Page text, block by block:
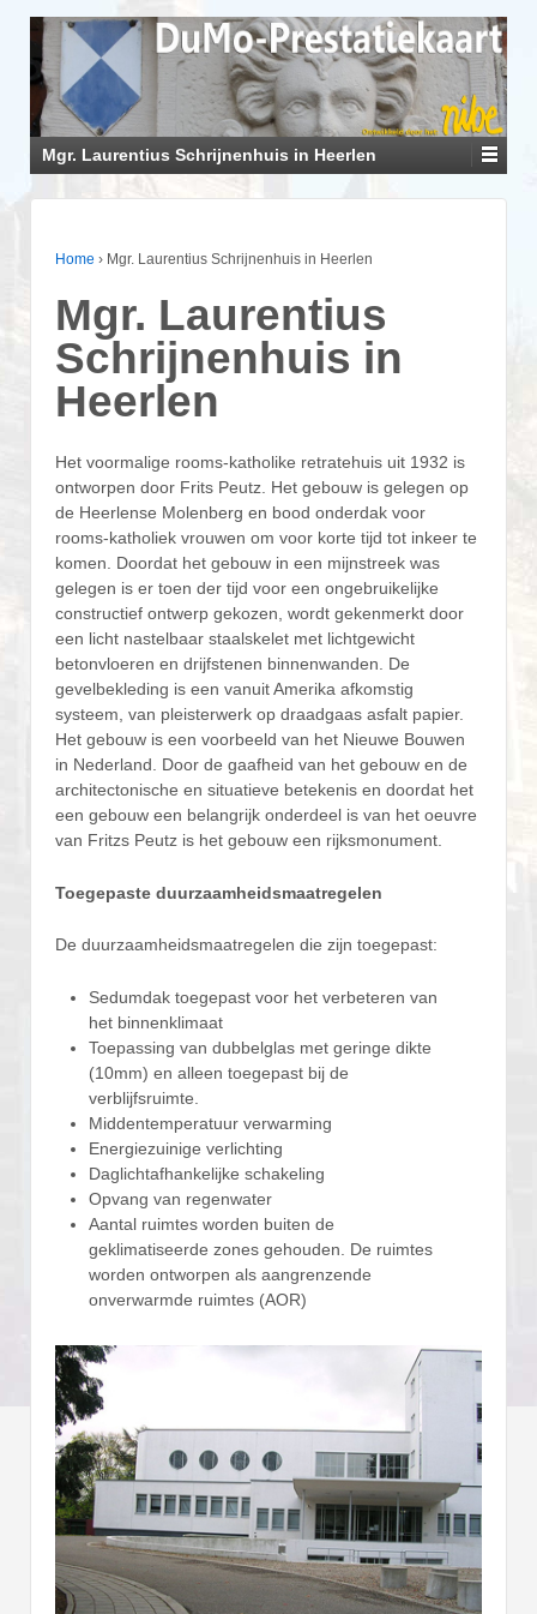
Mgr. Laurentius Schrijnenhuis in Heerlen
Home › Mgr. Laurentius Schrijnenhuis in Heerlen
Mgr. Laurentius
Schrijnenhuis in
Heerlen
Het voormalige rooms-katholike retratehuis uit 1932 is
ontworpen door Frits Peutz. Het gebouw is gelegen op
de Heerlense Molenberg en bood onderdak voor
rooms-katholiek vrouwen om voor korte tijd tot inkeer te
komen. Doordat het gebouw in een mijnstreek was
gelegen is er toen der tijd voor een ongebruikelijke
constructief ontwerp gekozen, wordt gekenmerkt door
een licht nastelbaar staalskelet met lichtgewicht
betonvloeren en drijfstenen binnenwanden. De
gevelbekleding is een vanuit Amerika afkomstig
systeem, van pleisterwerk op draadgaas asfalt papier.
Het gebouw is een voorbeeld van het Nieuwe Bouwen
in Nederland. Door de gaafheid van het gebouw en de
architectonische en situatieve betekenis en doordat het
een gebouw een belangrijk onderdeel is van het oeuvre
van Fritzs Peutz is het gebouw een rijksmonument.
Toegepaste duurzaamheidsmaatregelen
De duurzaamheidsmaatregelen die zijn toegepast:
Sedumdak toegepast voor het verbeteren van
het binnenklimaat
Toepassing van dubbelglas met geringe dikte
(10mm) en alleen toegepast bij de
verblijfsruimte.
Middentemperatuur verwarming
Energiezuinige verlichting
Daglichtafhankelijke schakeling
Opvang van regenwater
Aantal ruimtes worden buiten de
geklimatiseerde zones gehouden. De ruimtes
worden ontworpen als aangrenzende
onverwarmde ruimtes (AOR)